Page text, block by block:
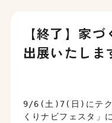
【終了】家
出展いたしま
9/6(土)7(日)にテク
くりナビフェスタ」